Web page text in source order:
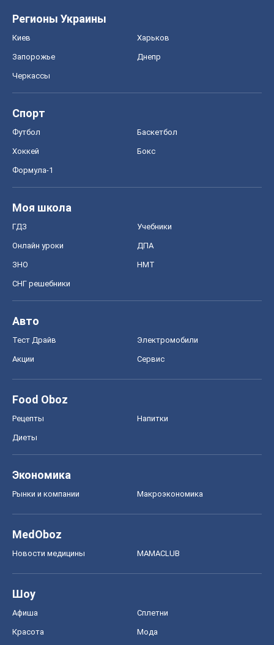
Регионы Украины
Киев Харьков
Запорожье Днепр
Черкассы
Спорт
Футбол Баскетбол
Хоккей Бокс
Формула-1
Моя школа
ГДЗ Учебники
Онлайн уроки ДПА
ЗНО НМТ
СНГ решебники
Авто
Тест Драйв Электромобили
Акции Сервис
Food Oboz
Рецепты Напитки
Диеты
Экономика
Рынки и компании Mакроэкономика
MedOboz
Новости медицины MAMACLUB
Шоу
Афиша Сплетни
Красота Мода